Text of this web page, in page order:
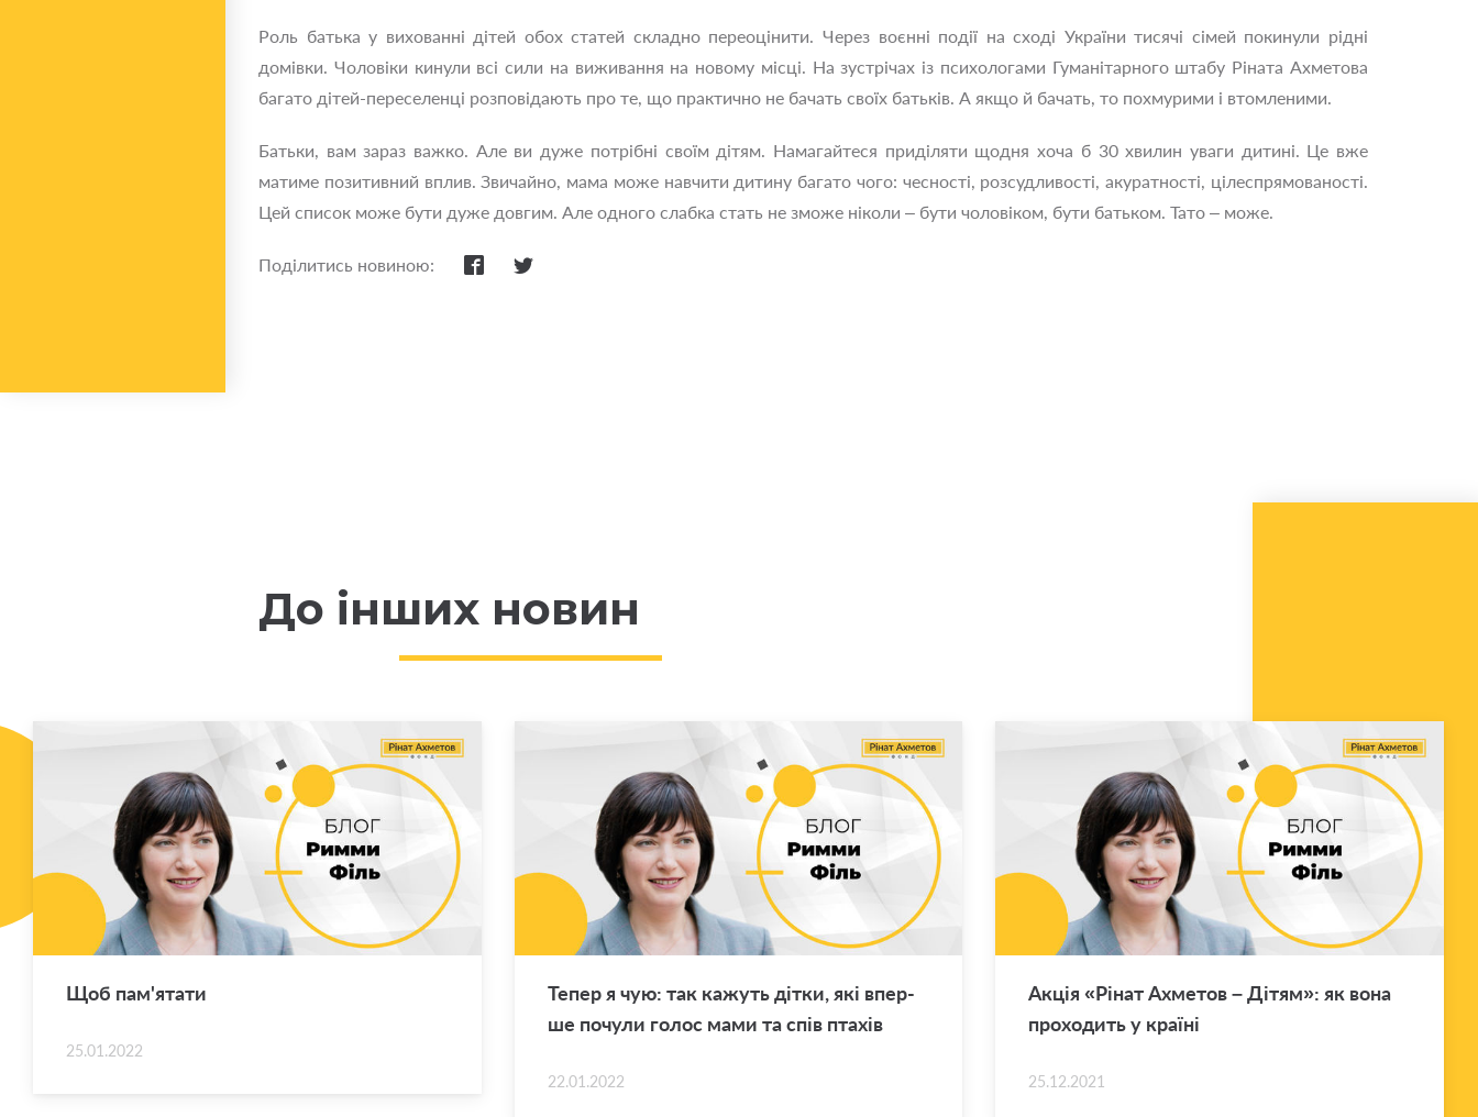
Роль батька у вихованні дітей обох статей складно переоцінити. Через воєнні події на сході України тисячі сімей покинули рідні
домівки. Чоловіки кинули всі сили на виживання на новому місці. На зустрічах із психологами Гуманітарного штабу Ріната Ахметова
багато дітей-переселенці розповідають про те, що практично не бачать своїх батьків. А якщо й бачать, то похмурими і втомленими.
Батьки, вам зараз важко. Але ви дуже потрібні своїм дітям. Намагайтеся приділяти щодня хоча б 30 хвилин уваги дитині. Це вже
матиме позитивний вплив. Звичайно, мама може навчити дитину багато чого: чесності, розсудливості, акуратності, цілеспрямованості.
Цей список може бути дуже довгим. Але одного слабка стать не зможе ніколи – бути чоловіком, бути батьком. Тато – може.
Поділитись новиною:
До інших новин
Щоб па­м'я­та­ти
25.01.2022
Тепер я чую: так ка­жуть дітки, які впер­
ше по­чу­ли голос мами та спів пта­хів
22.01.2022
Акція «Рінат Ахме­тов – Дітям»: як вона
про­хо­дить у кра­ї­ні
25.12.2021